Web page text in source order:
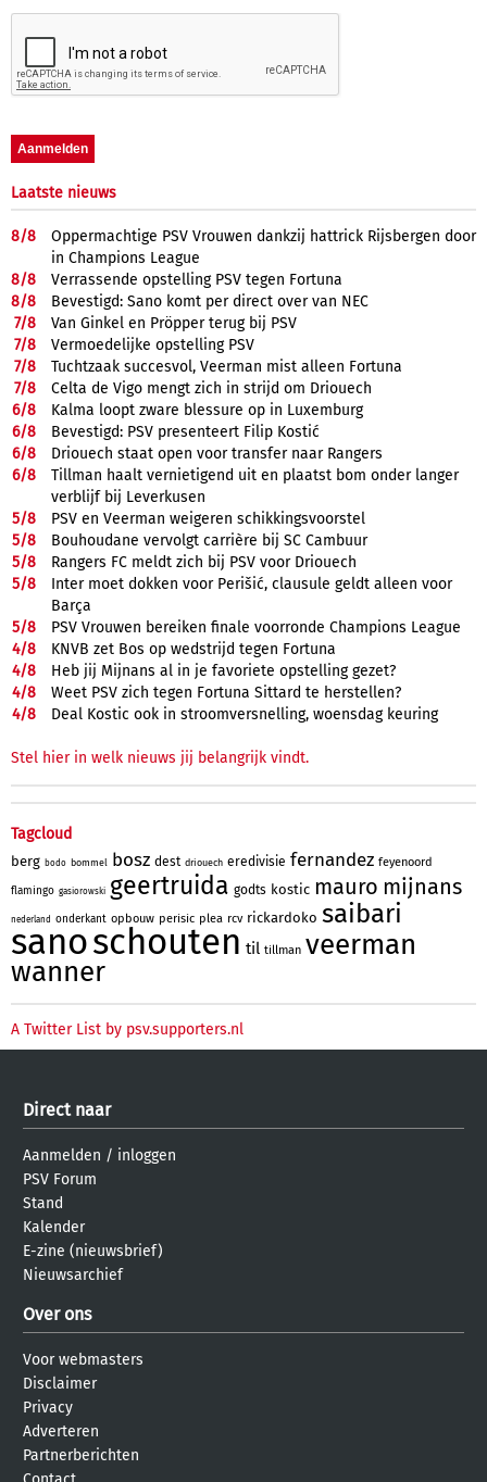
Laatste nieuws
8/8
Oppermachtige PSV Vrouwen dankzij hattrick Rijsbergen door
in Champions League
8/8
Verrassende opstelling PSV tegen Fortuna
8/8
Bevestigd: Sano komt per direct over van NEC
7/8
Van Ginkel en Pröpper terug bij PSV
7/8
Vermoedelijke opstelling PSV
7/8
Tuchtzaak succesvol, Veerman mist alleen Fortuna
7/8
Celta de Vigo mengt zich in strijd om Driouech
6/8
Kalma loopt zware blessure op in Luxemburg
6/8
Bevestigd: PSV presenteert Filip Kostić
6/8
Driouech staat open voor transfer naar Rangers
6/8
Tillman haalt vernietigend uit en plaatst bom onder langer
verblijf bij Leverkusen
5/8
PSV en Veerman weigeren schikkingsvoorstel
5/8
Bouhoudane vervolgt carrière bij SC Cambuur
5/8
Rangers FC meldt zich bij PSV voor Driouech
5/8
Inter moet dokken voor Perišić, clausule geldt alleen voor
Barça
5/8
PSV Vrouwen bereiken finale voorronde Champions League
4/8
KNVB zet Bos op wedstrijd tegen Fortuna
4/8
Heb jij Mijnans al in je favoriete opstelling gezet?
4/8
Weet PSV zich tegen Fortuna Sittard te herstellen?
4/8 Deal Kostic ook in stroomversnelling, woensdag keuring
Stel hier in welk nieuws jij belangrijk vindt.
Tagcloud
berg bodo bommel bosz dest driouech eredivisie fernandez feyenoord
flamingo gasiorowski geertruida godts kostic mauro mijnans
nederland onderkant opbouw perisic plea rcv rickardoko saibari
sanoschouten til tillman veerman
wanner
A Twitter List by psv.supporters.nl
Direct naar
Aanmelden / inloggen
PSV Forum
Stand
Kalender
E-zine (nieuwsbrief)
Nieuwsarchief
Over ons
Voor webmasters
Disclaimer
Privacy
Adverteren
Partnerberichten